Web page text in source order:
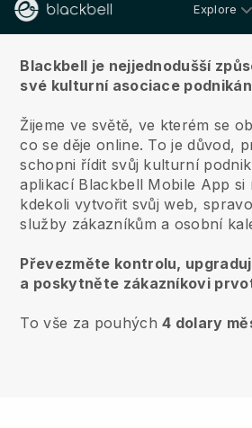
Explore
Blackbell je nejjednodušší
své kulturní asociace
Žijeme ve světě, ve kterém se
co se děje online. To je důvod,
schopni řídit svůj kulturní
aplikací Blackbell Mobile App si
kdekoli vytvořit svůj web,
služby zákazníkům a osobní
Převezměte kontrolu,
a poskytněte zákazníkovi
To vše za pouhých4 dolary